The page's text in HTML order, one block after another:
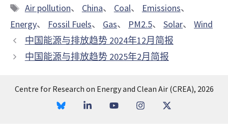
类
标
签
Air pollution、 China、 Coal、 Emissions、
Energy、 Fossil Fuels、 Gas、 PM2.5、 Solar、 Wind
中国能源与排放趋势 2024年12月简报
中国能源与排放趋势 2025年2月简报
Centre for Research on Energy and Clean Air (CREA), 2026